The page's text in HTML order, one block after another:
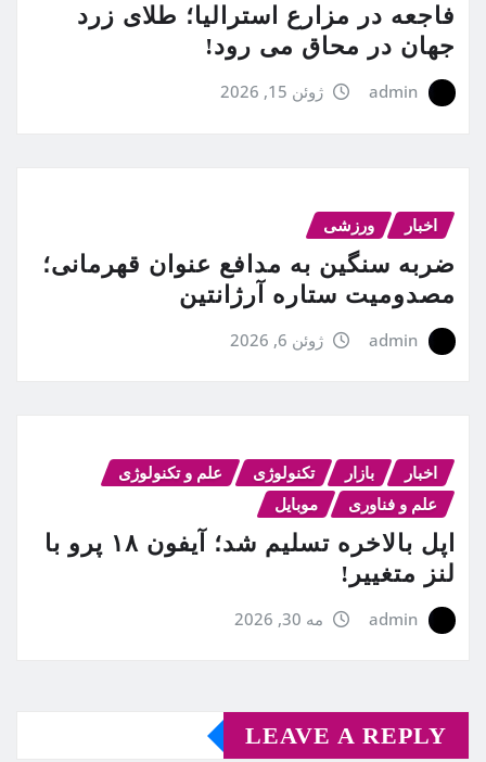
فاجعه در مزارع استرالیا؛ طلای زرد
جهان در محاق می رود!
admin ژوئن 15, 2026
اخبار ورزشی
ضربه سنگین به مدافع عنوان قهرمانی؛
مصدومیت ستاره آرژانتین
admin ژوئن 6, 2026
اخبار بازار تکنولوژی
علم و تکنولوژی
علم و فناوری
موبایل
اپل بالاخره تسلیم شد؛ آیفون ۱۸ پرو با
لنز متغییر!
admin مه 30, 2026
LEAVE A REPLY